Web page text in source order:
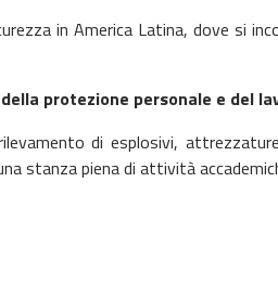
in America Latina, dove si
protezione personale e del
di esplosivi,
stanza piena di attività